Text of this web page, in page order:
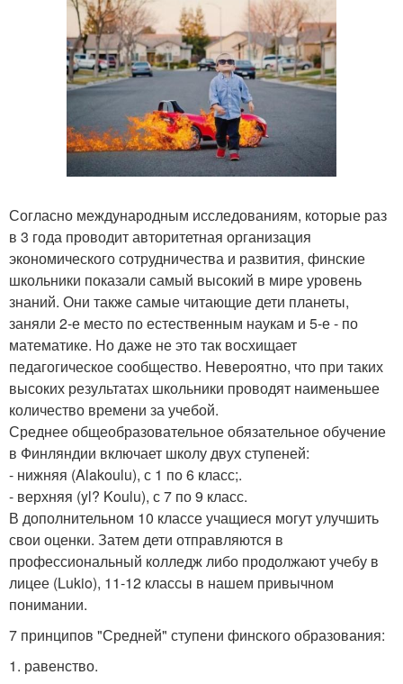
Согласно международным исследованиям, которые раз
в 3 года проводит авторитетная организация
экономического сотрудничества и развития, финские
школьники показали самый высокий в мире уровень
знаний. Они также самые читающие дети планеты,
заняли 2-е место по естественным наукам и 5-е - по
математике. Но даже не это так восхищает
педагогическое сообщество. Невероятно, что при таких
высоких результатах школьники проводят наименьшее
количество времени за учебой.
Среднее общеобразовательное обязательное обучение
в Финляндии включает школу двух ступеней:
- нижняя (Alakoulu), с 1 по 6 класс;.
- верхняя (yl? Koulu), с 7 по 9 класс.
В дополнительном 10 классе учащиеся могут улучшить
свои оценки. Затем дети отправляются в
профессиональный колледж либо продолжают учебу в
лицее (Lukio), 11-12 классы в нашем привычном
понимании.
7 принципов "Средней" ступени финского образования:
1. равенство.